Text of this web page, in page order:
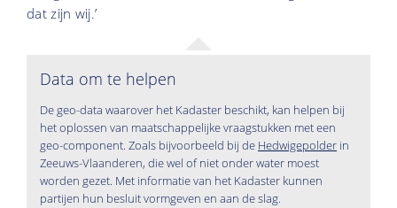
dat zijn wij.’
Data om te helpen
De geo-data waarover het Kadaster beschikt, kan helpen bij
het oplossen van maatschappelijke vraagstukken met een
geo-component. Zoals bijvoorbeeld bij de Hedwigepolder in
Zeeuws-Vlaanderen, die wel of niet onder water moest
worden gezet. Met informatie van het Kadaster kunnen
partijen hun besluit vormgeven en aan de slag.